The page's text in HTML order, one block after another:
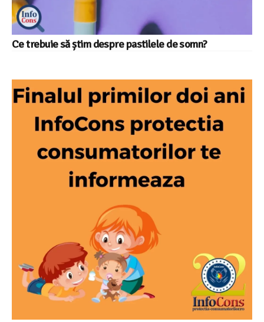
Ce trebuie să știm despre pastilele de somn?